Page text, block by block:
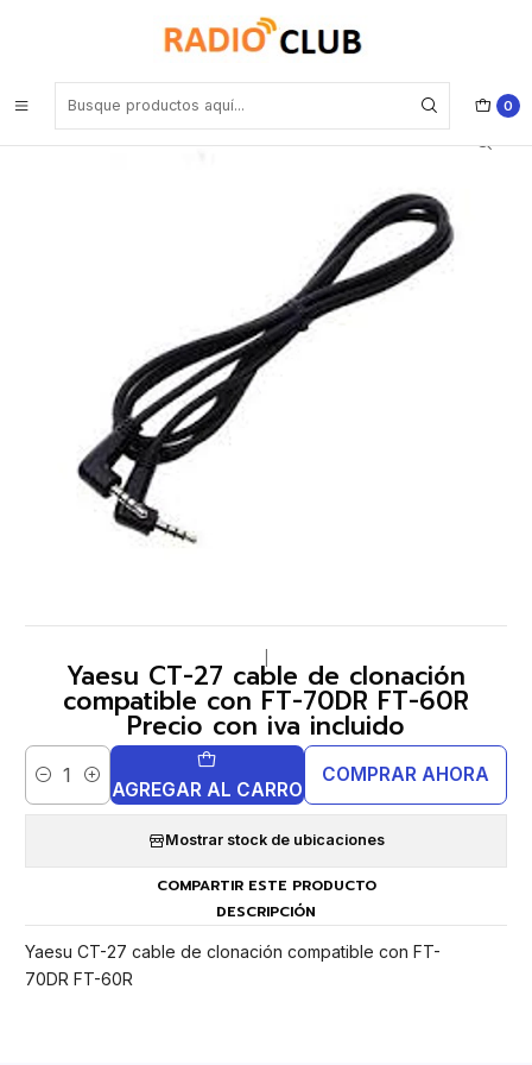
0
Yaesu CT-27 cable de clonación compatible con FT-70DR FT-60R
Precio con iva incluido
Yaesu CT-27 cable de clonación
compatible con FT-70DR FT-60R
Precio con iva incluido
Cantidad AGREGAR AL CARRO
COMPRAR AHORA
Mostrar stock de ubicaciones
COMPARTIR ESTE PRODUCTO
DESCRIPCIÓN
Yaesu CT-27 cable de clonación compatible con FT-
70DR FT-60R